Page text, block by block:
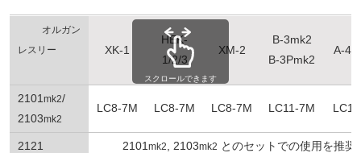
オルガン
レスリー
XK-1
HEK-
1/2/3
XM-2
B-3mk2
B-3Pmk2
A-
2101 mk2/
2103mk2
LC8-7M LC8-7M LC8-7M LC11-7M
2121 2101 mk2 , 2103mk2 とのセットでの使用を推奨
スクロールできます